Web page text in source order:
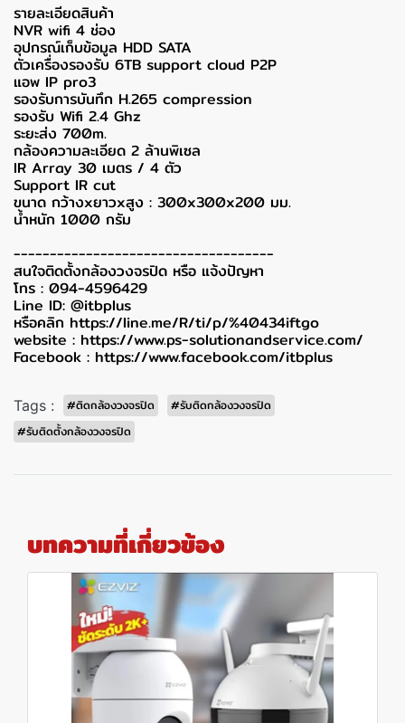
รายละเอียดสินค้า
NVR wifi 4 ช่อง
อุปกรณ์เก็บข้อมูล HDD SATA
ตัวเครื่องรองรับ 6TB support cloud P2P
แอพ IP pro3
รองรับการบันทึก H.265 compression
รองรับ Wifi 2.4 Ghz
ระยะส่ง 700m.
กล้องความละเอียด 2 ล้านพิเซล
IR Array 30 เมตร / 4 ตัว
Support IR cut
ขนาด กว้างxยาวxสูง : 300x300x200 มม.
น้ำหนัก 1000 กรัม
------------------------------------
สนใจติดตั้งกล้องวงจรปิด หรือ แจ้งปัญหา
โทร : 094-4596429
Line ID: @itbplus
หรือคลิก https://line.me/R/ti/p/%40434iftgo
website : https://www.ps-solutionandservice.com/
Facebook : https://www.facebook.com/itbplus
Tags : #ติดกล้องวงจรปิด
#รับติดกล้องวงจรปิด
#รับติดตั้งกล้องวงจรปิด
บทความที่เกี่ยวข้อง